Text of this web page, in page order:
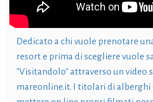
Dedicato a chi vuole prenotare
resort e prima di scegliere vuole
"Visitandolo" attraverso un video
mareonline.it. I titolari di alberghi